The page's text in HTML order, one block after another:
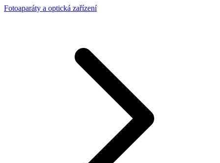
Fotoaparáty a optická zařízení